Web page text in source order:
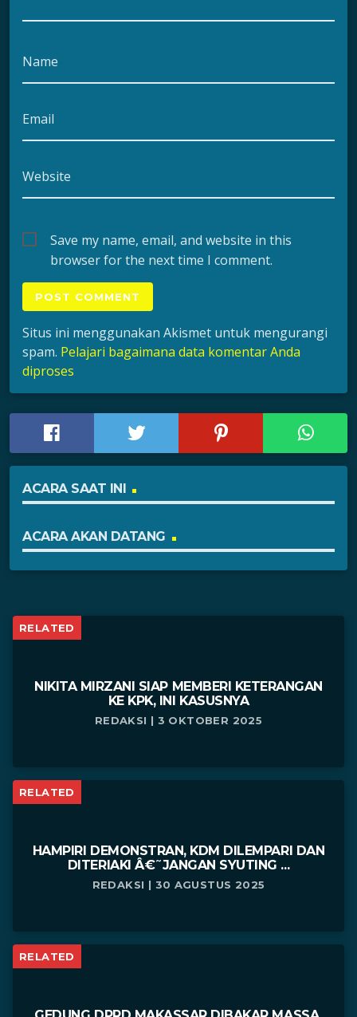
Name
Email
Website
Save my name, email, and website in this
browser for the next time I comment.
Situs ini menggunakan Akismet untuk mengurangi
spam. Pelajari bagaimana data komentar Anda
diproses
ACARA SAAT INI
ACARA AKAN DATANG
RELATED
NIKITA MIRZANI SIAP MEMBERI KETERANGAN
KE KPK, INI KASUSNYA
REDAKSI | 3 OKTOBER 2025
RELATED
HAMPIRI DEMONSTRAN, KDM DILEMPARI DAN
DITERIAKI Â€˜JANGAN SYUTING ...
REDAKSI | 30 AGUSTUS 2025
RELATED